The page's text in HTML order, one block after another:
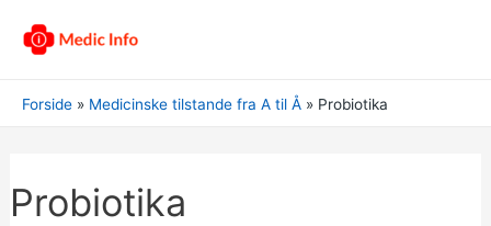
Forside Medicinske tilstande fra A til Å Probiotika
Probiotika